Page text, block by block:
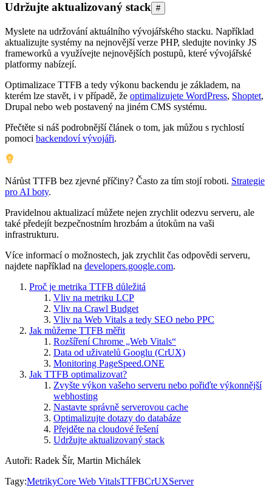
Udržujte aktualizovaný stack #
Myslete na udržování aktuálního vývojářského stacku. Například
aktualizujte systémy na nejnovější verze PHP, sledujte novinky JS
frameworků a využívejte nejnovějších postupů, které vývojářské
platformy nabízejí.
Optimalizace TTFB a tedy výkonu backendu je základem, na
kterém lze stavět, i v případě, že optimalizujete WordPress, Shoptet,
Drupal nebo web postavený na jiném CMS systému.
Přečtěte si náš podrobnější článek o tom, jak můžou s rychlostí
pomoci backendoví vývojáři.
Nárůst TTFB bez zjevné příčiny? Často za tím stojí roboti. Strategie
pro AI boty.
Pravidelnou aktualizací můžete nejen zrychlit odezvu serveru, ale
také předejít bezpečnostním hrozbám a útokům na vaši
infrastrukturu.
Více informací o možnostech, jak zrychlit čas odpovědi serveru,
najdete například na developers.google.com.
Proč je metrika TTFB důležitá
Vliv na metriku LCP
Vliv na Crawl Budget
Vliv na Web Vitals a tedy SEO nebo PPC
Jak můžeme TTFB měřit
Rozšíření Chrome „Web Vitals“
Data od uživatelů Googlu (CrUX)
Monitoring PageSpeed.ONE
Jak TTFB optimalizovat?
Zvyšte výkon vašeho serveru nebo pořiďte výkonnější
webhosting
Nastavte správně serverovou cache
Optimalizujte dotazy do databáze
Přejděte na cloudové řešení
Udržujte aktualizovaný stack
Autoři: Radek Šír, Martin Michálek
Tagy:MetrikyCore Web VitalsTTFBCrUXServer